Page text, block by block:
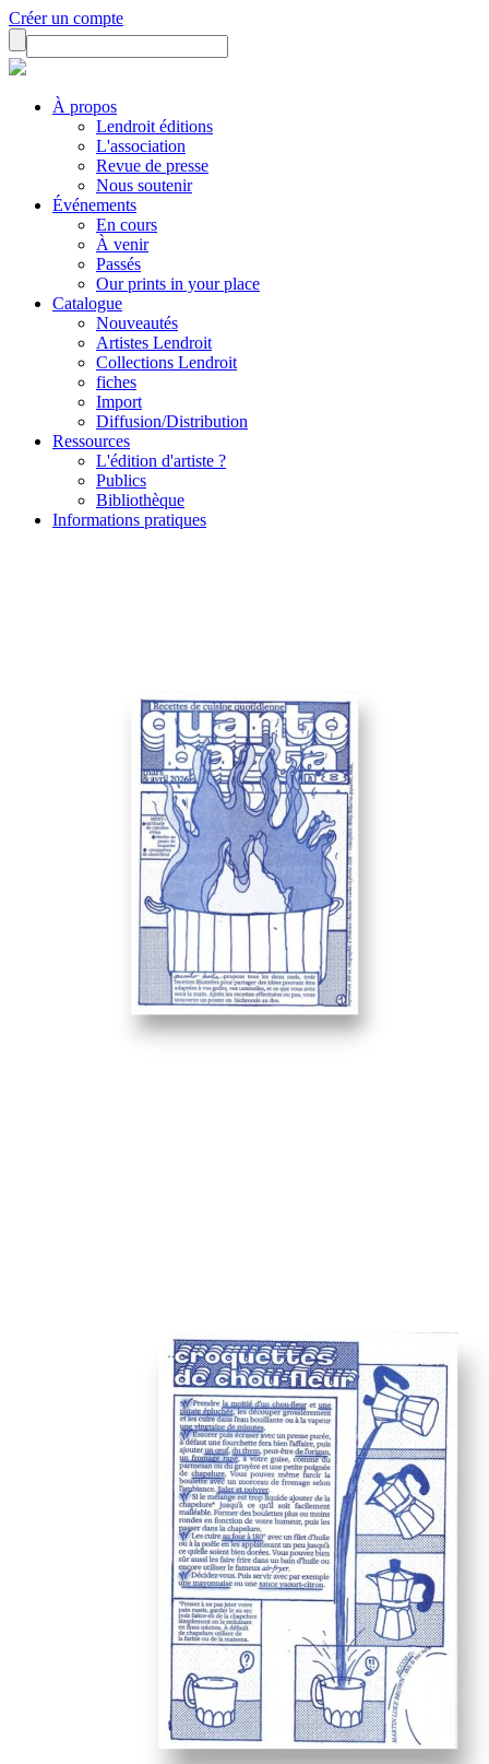
Créer un compte
À propos
Lendroit éditions
L'association
Revue de presse
Nous soutenir
Événements
En cours
À venir
Passés
Our prints in your place
Catalogue
Nouveautés
Artistes Lendroit
Collections Lendroit
fiches
Import
Diffusion/Distribution
Ressources
L'édition d'artiste ?
Publics
Bibliothèque
Informations pratiques